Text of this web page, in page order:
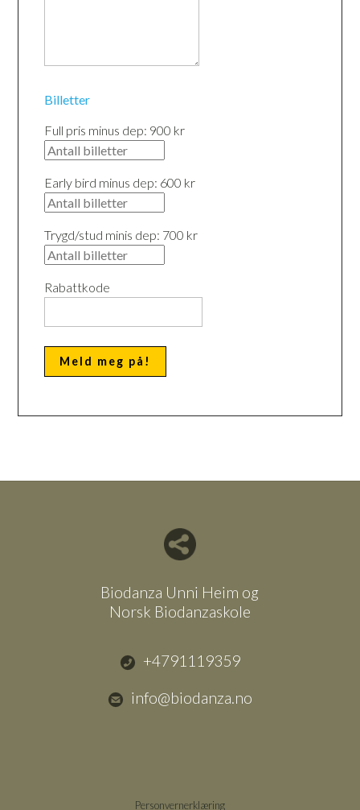
Billetter
Full pris minus dep: 900 kr
Early bird minus dep: 600 kr
Trygd/stud minis dep: 700 kr
Rabattkode
Biodanza Unni Heim og
Norsk Biodanzaskole
+4791119359
info@biodanza.no
Personvernerklæring